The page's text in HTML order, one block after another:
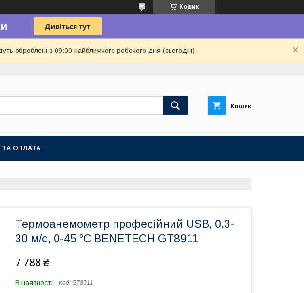
Кошик
оброблені з 09:00 найближчого робочого дня (сьогодні).
Кошик
ТА ОПЛАТА
Термоанемометр професійний USB, 0,3-
30 м/с, 0-45 °C BENETECH GT8911
7 788 ₴
В наявності Код: GT8911